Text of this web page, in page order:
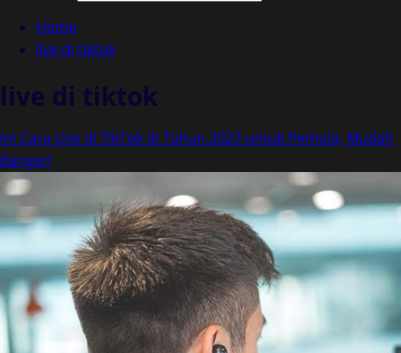
Home
live di tiktok
live di tiktok
Ini Cara Live di TikTok di Tahun 2023 untuk Pemula, Mudah
Banget!